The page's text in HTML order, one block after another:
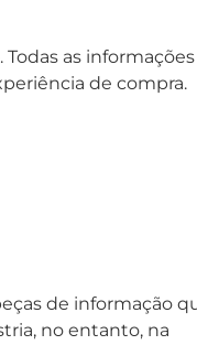
as informações
de compra.
de informação
no entanto, na